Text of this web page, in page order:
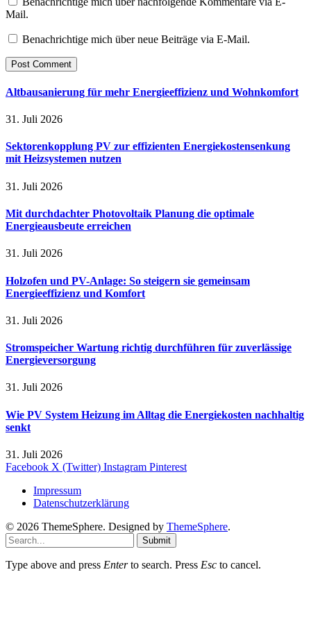
Mail.
Benachrichtige mich über neue Beiträge via E-Mail.
Altbausanierung für mehr Energieeffizienz und Wohnkomfort
31. Juli 2026
Sektorenkopplung PV zur effizienten Energiekostensenkung
mit Heizsystemen nutzen
31. Juli 2026
Mit durchdachter Photovoltaik Planung die optimale
Energieausbeute erreichen
31. Juli 2026
Holzofen und PV-Anlage: So steigern sie gemeinsam
Energieeffizienz und Komfort
31. Juli 2026
Stromspeicher Wartung richtig durchführen für zuverlässige
Energieversorgung
31. Juli 2026
Wie PV System Heizung im Alltag die Energiekosten nachhaltig
senkt
31. Juli 2026
Facebook X (Twitter) Instagram Pinterest
Impressum
Datenschutzerklärung
© 2026 ThemeSphere. Designed by ThemeSphere.
Submit
Type above and press Enterto search. Press Esc to cancel.